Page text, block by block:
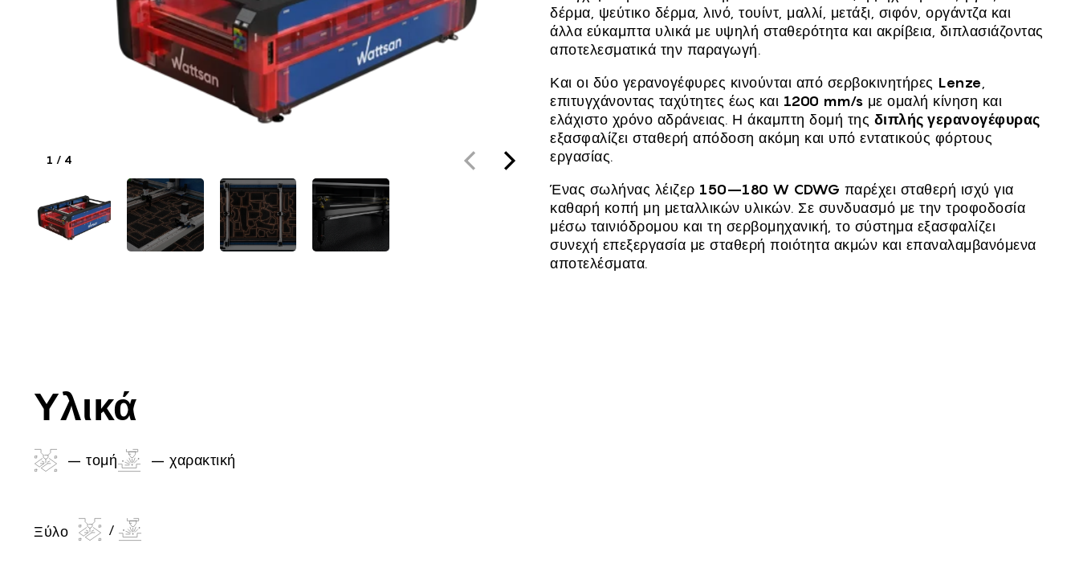
1 / 4
δέρμα, ψεύτικο δέρμα, λινό, τουίντ, μαλλί, μετάξι, σιφόν, οργάντζα και
άλλα εύκαμπτα υλικά με υψηλή σταθερότητα και ακρίβεια, διπλασιάζοντας
αποτελεσματικά την παραγωγή.
Και οι δύο γερανογέφυρες κινούνται από σερβοκινητήρες Lenze
επιτυγχάνοντας ταχύτητες έως και 1200 mm/s με ομαλή κίνηση και
ελάχιστο χρόνο αδράνειας. Η άκαμπτη δομή της διπλής γερανογέφυρας
εξασφαλίζει σταθερή απόδοση ακόμη και υπό εντατικούς φόρτους
εργασίας.
Ένας σωλήνας λέιζερ 150–180 W CDWG παρέχει σταθερή ισχύ για
καθαρή κοπή μη μεταλλικών υλικών. Σε συνδυασμό με την τροφοδοσία
μέσω ταινιόδρομου και τη σερβομηχανική, το σύστημα εξασφαλίζει
συνεχή επεξεργασία με σταθερή ποιότητα ακμών και επαναλαμβανόμενα
αποτελέσματα.
Υλικά
– τομή – χαρακτική
Ξύλο